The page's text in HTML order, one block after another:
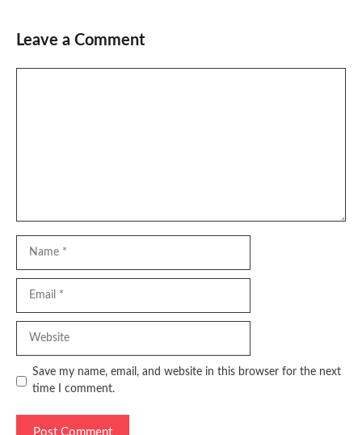
Leave a Comment
Save my name, email, and website in this browser for the next
time I comment.